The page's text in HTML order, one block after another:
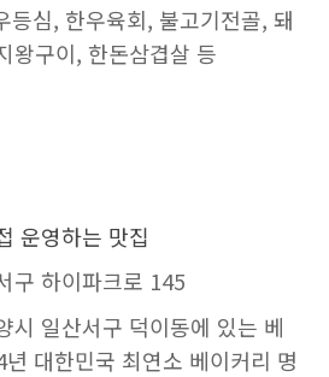
등심, 한우육회, 불고기전골, 돼
왕구이, 한돈삼겹살 등
운영하는 맛집
구 하이파크로 145
시 일산서구 덕이동에 있는 베
대한민국 최연소 베이커리 명